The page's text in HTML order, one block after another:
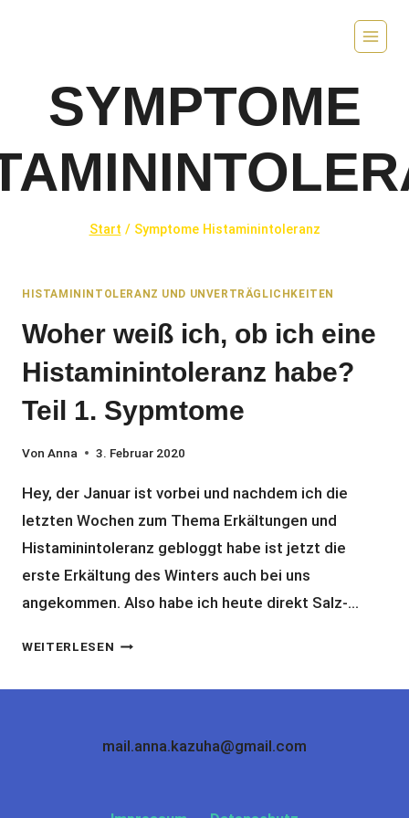
SYMPTOME
Start / Symptome Histaminintoleranz
HISTAMININTOLERANZ UND UNVERTRÄGLICHKEITEN
Woher weiß ich, ob ich eine
Histaminintoleranz habe?
Teil 1. Sypmtome
Von Anna 3. Februar 2020
Hey, der Januar ist vorbei und nachdem ich die
letzten Wochen zum Thema Erkältungen und
Histaminintoleranz gebloggt habe ist jetzt die
erste Erkältung des Winters auch bei uns
angekommen. Also habe ich heute direkt Salz-…
WEITERLESEN WOHER
CH, O
INE H
mail.anna.kazuha@gmail.com